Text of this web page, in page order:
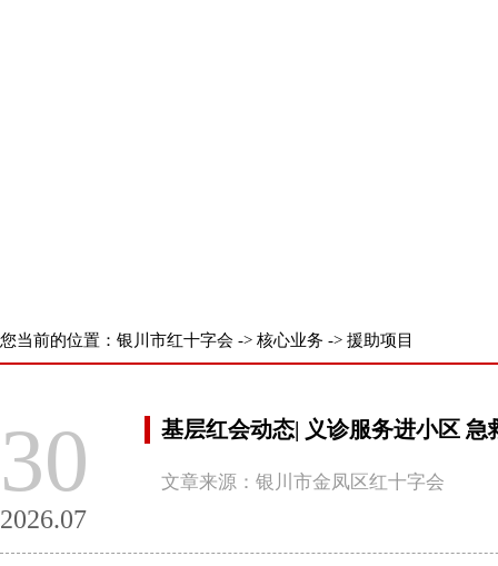
您当前的位置： 银川市红十字会 -> 核心业务 -> 援助项目
30
2026.07
基层红会动态| 义诊服务进小区
文章来源：银川市金凤区红十字会